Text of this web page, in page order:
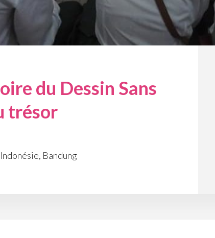
du Dessin Sans
trésor
Bandung